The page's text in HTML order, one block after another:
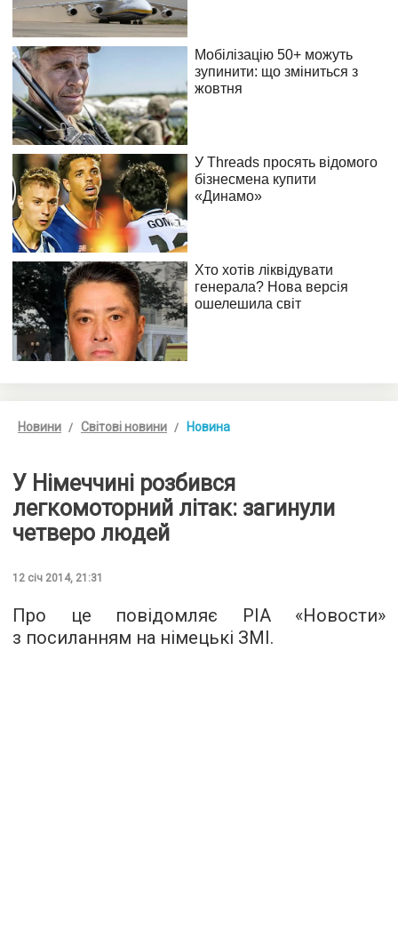
Новини Світові новини Новина
У Німеччині розбився
легкомоторний літак: загинули
четверо людей
12 січ 2014, 21:31
Про це повідомляє РІА «Новости»
з посиланням на німецькі ЗМІ.